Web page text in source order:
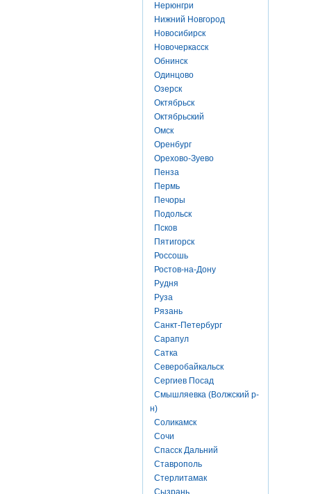
Нерюнгри
Нижний Новгород
Новосибирск
Новочеркасск
Обнинск
Одинцово
Озерск
Октябрьск
Октябрьский
Омск
Оренбург
Орехово-Зуево
Пенза
Пермь
Печоры
Подольск
Псков
Пятигорск
Россошь
Ростов-на-Дону
Рудня
Руза
Рязань
Санкт-Петербург
Сарапул
Сатка
Северобайкальск
Сергиев Посад
Смышляевка (Волжский р-
н)
Соликамск
Сочи
Спасск Дальний
Ставрополь
Стерлитамак
Сызрань